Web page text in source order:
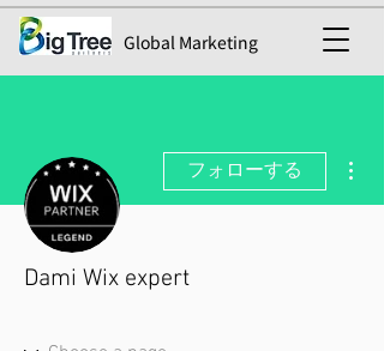
Global Marketing
フォローする
Dami Wix expert